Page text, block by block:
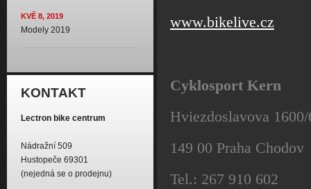
KVĚ 8, 2019
Modely 2019
KONTAKT
Lectron bike centrum
Nádražní 509
Hustopeče 69301
(nejedná se o prodejnu)
www.bikelive.cz
Cyklosport Kern
Hviezdoslavova
149 00 Praha Chodov
Tel.: 267 910 602